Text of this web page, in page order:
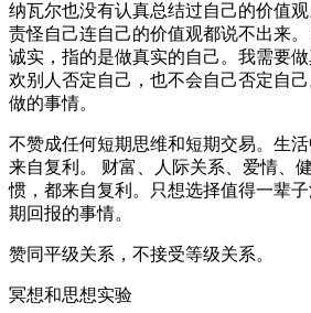
纳瓦尔也没有认真总结过自己的价值
责怪自己连自己的价值观都说不出来。
诚实，指的是做真实的自己。我需要
欢别人否定自己，也不会自己否定自
做的事情。
不赞成任何短期思维和短期交易。生
来自复利。 财富、人际关系、爱情、
惯，都来自复利。只想选择值得一辈
期回报的事情。
赞同平级关系，不接受等级关系。
冥想和思想实验